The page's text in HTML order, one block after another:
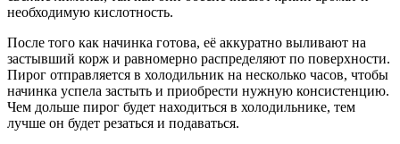
необходимую кислотность.
После того как начинка готова, её аккуратно выливают на
застывший корж и равномерно распределяют по поверхности.
Пирог отправляется в холодильник на несколько часов, чтобы
начинка успела застыть и приобрести нужную консистенцию.
Чем дольше пирог будет находиться в холодильнике, тем
лучше он будет резаться и подаваться.